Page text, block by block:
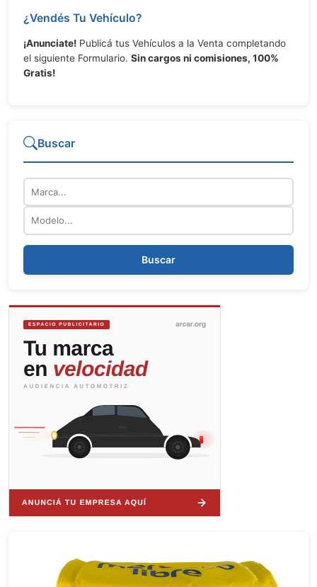
¿Vendés Tu Vehículo?
¡Anunciate! Publicá tus Vehículos a la Venta completando
el siguiente Formulario. Sin cargos ni comisiones, 100%
Gratis!
Buscar
Marca
Modelo
Buscar